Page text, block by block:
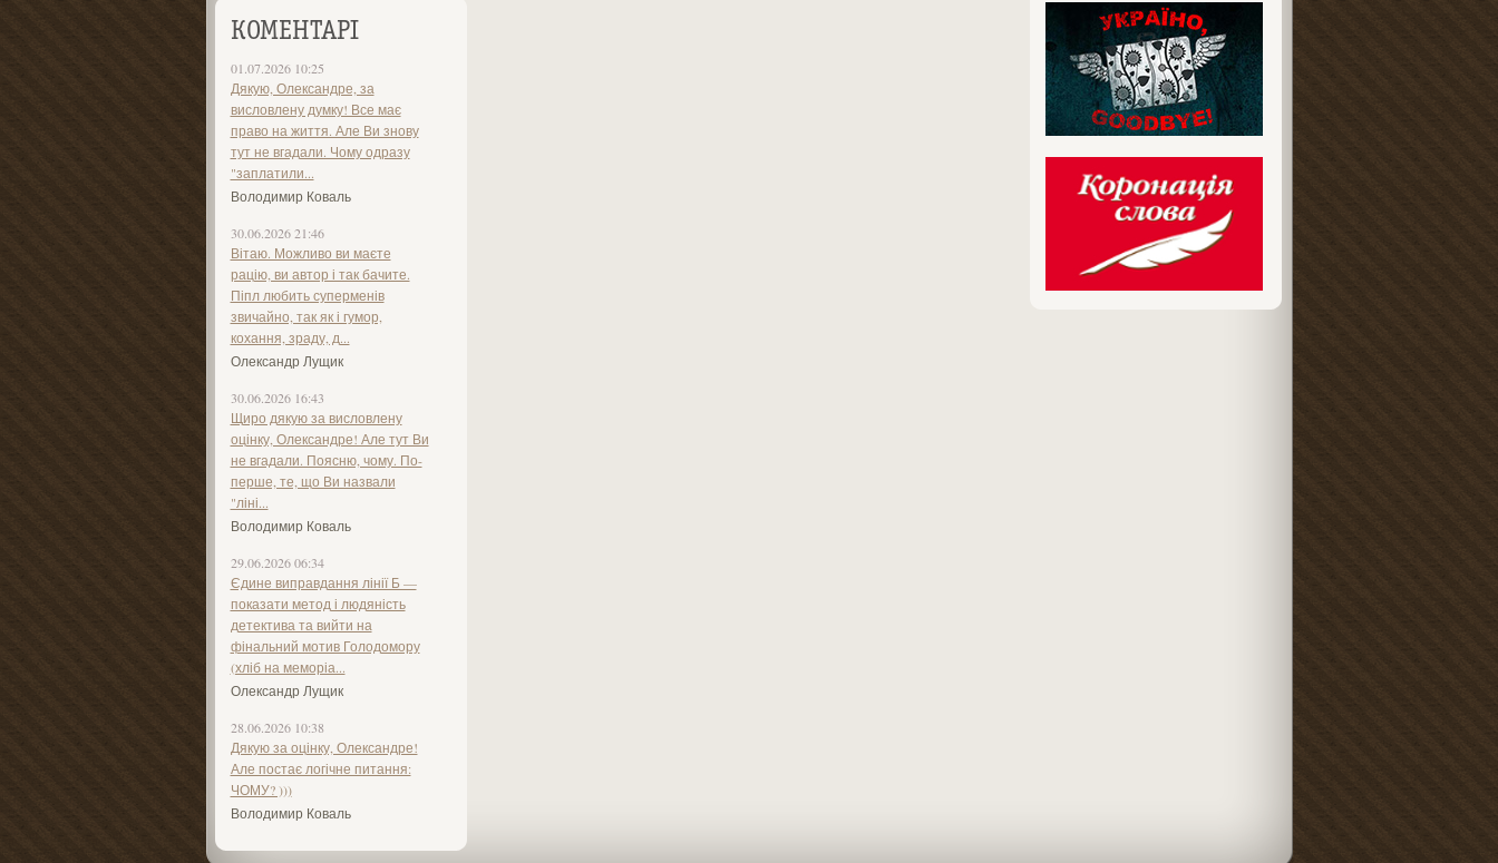
КОМЕНТАРІ
01.07.2026 10:25
Дякую, Олександре, за
висловлену думку! Все має
право на життя. Але Ви знову
тут не вгадали. Чому одразу
"заплатили...
Володимир Коваль
30.06.2026 21:46
Вітаю. Можливо ви маєте
рацію, ви автор і так бачите.
Піпл любить суперменів
звичайно, так як і гумор,
кохання, зраду, д...
Олександр Лущик
30.06.2026 16:43
Щиро дякую за висловлену
оцінку, Олександре! Але тут Ви
не вгадали. Поясню, чому. По-
перше, те, що Ви назвали
"ліні...
Володимир Коваль
29.06.2026 06:34
Єдине виправдання лінії Б —
показати метод і людяність
детектива та вийти на
фінальний мотив Голодомору
(хліб на меморіа...
Олександр Лущик
28.06.2026 10:38
Дякую за оцінку, Олександре!
Але постає логічне питання:
ЧОМУ? )))
Володимир Коваль